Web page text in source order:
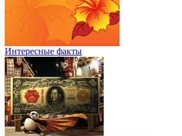
Интересные факты